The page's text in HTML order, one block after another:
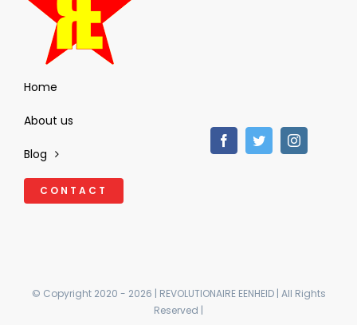
Home
About us
Blog
CONTACT
© Copyright 2020 - 2026 | REVOLUTIONAIRE EENHEID | All Rights
Reserved |